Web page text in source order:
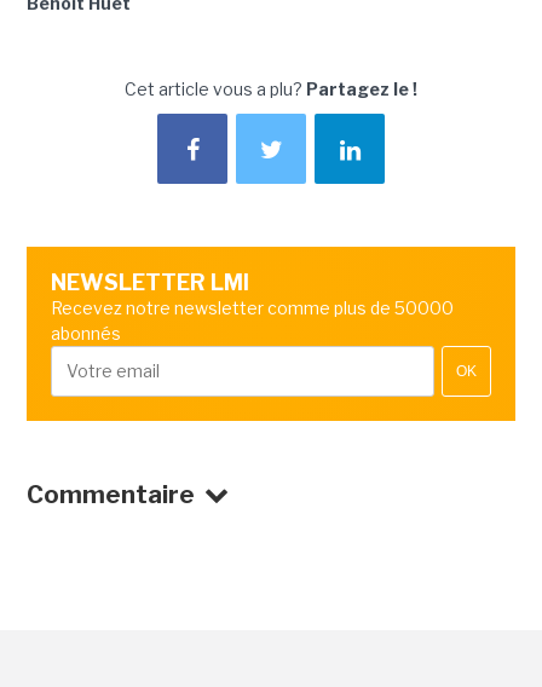
Cet article vous a plu? Partagez le !
NEWSLETTER LMI
Recevez notre newsletter comme plus de 50000
abonnés
OK
Commentaire